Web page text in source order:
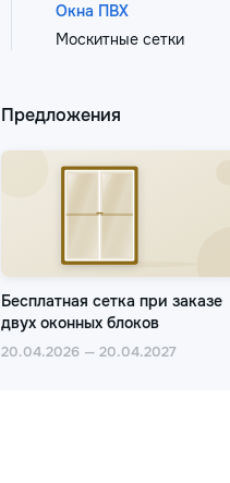
Окна ПВХ
Москитные сетки
Предложения
Бесплатная сетка при заказе
двух оконных блоков
20.04.2026 — 20.04.2027